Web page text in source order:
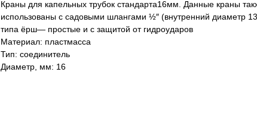
Краны для капельных трубок стандарта16мм. Данные краны
использованы с садовыми шлангами ½″ (внутренний диаметр
типа ёрш— простые и с защитой от гидроударов
Материал: пластмасса
Тип: соединитель
Диаметр, мм: 16